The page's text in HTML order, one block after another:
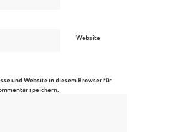
Website
und Website in diesem Browser für
speichern.